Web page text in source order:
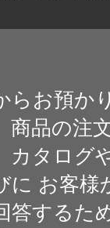
らお預か
商品の注
カタログ
に お客様
答するた